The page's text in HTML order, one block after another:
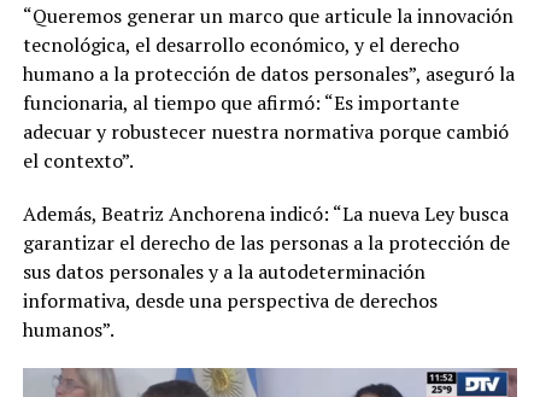
“Queremos generar un marco que articule la innovación
tecnológica, el desarrollo económico, y el derecho
humano a la protección de datos personales”, aseguró la
funcionaria, al tiempo que afirmó: “Es importante
adecuar y robustecer nuestra normativa porque cambió
el contexto”.
Además, Beatriz Anchorena indicó: “La nueva Ley busca
garantizar el derecho de las personas a la protección de
sus datos personales y a la autodeterminación
informativa, desde una perspectiva de derechos
humanos”.